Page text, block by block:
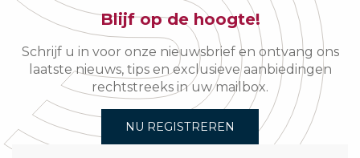
Blijf op de hoogte!
Schrijf u in voor onze nieuwsbrief en ontvang ons
laatste nieuws, tips en exclusieve aanbiedingen
rechtstreeks in uw mailbox.
NU REGISTREREN